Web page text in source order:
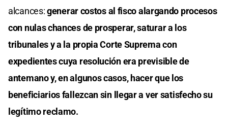
alcances:generar costos al fisco alargando procesos
con nulas chances de prosperar, saturar a los
tribunales y a la propia Corte Suprema con
expedientes cuya resolución era previsible de
antemano y, en algunos casos, hacer que los
beneficiarios fallezcan sin llegar a ver satisfecho su
legítimo reclamo.